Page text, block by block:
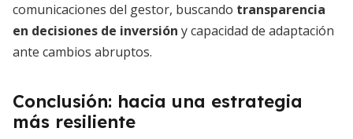
comunicaciones del gestor, buscando transparencia
en decisiones de inversión y capacidad de adaptación
ante cambios abruptos.
Conclusión: hacia una estrategia
más resiliente